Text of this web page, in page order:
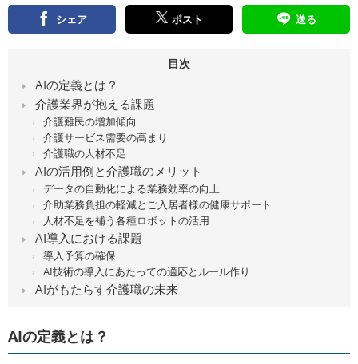
シェア ポスト 送る
目次
AIの定義とは？
介護業界が抱える課題
介護難民の増加傾向
介護サービス需要の高まり
介護職の人材不足
AIの活用例と介護職のメリット
データの自動化による業務効率の向上
介助業務負担の軽減とご入居者様の健康サポート
人材不足を補う各種ロボットの活用
AI導入における課題
導入予算の確保
AI技術の導入にあたっての適応とルール作り
AIがもたらす介護職の未来
AIの定義とは？